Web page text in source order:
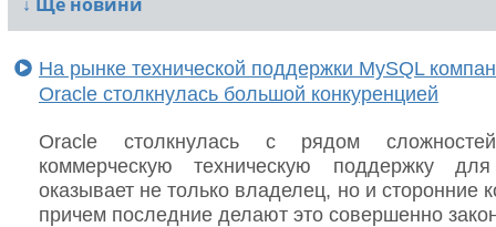
На рынке технической поддержки MySQL
Oracle столкнулась большой конкуренцией
Oracle столкнулась с рядом
коммерческую техническую поддержку
оказывает не только владелец, но и сторонние
причем последние делают это совершенно